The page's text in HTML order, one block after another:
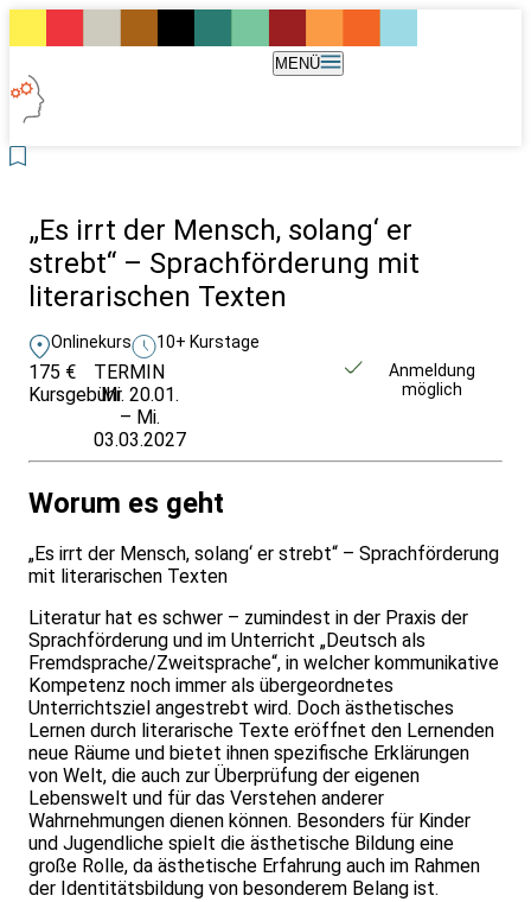
MENÜ
„Es irrt der Mensch, solang‘ er
strebt“ – Sprachförderung mit
literarischen Texten
Onlinekurs 10+ Kurstage
175 €
Kursgebühr
TERMIN
Mi. 20.01.
– Mi.
03.03.2027
Anmeldung
möglich
Worum es geht
„Es irrt der Mensch, solang‘ er strebt“ – Sprachförderung
mit literarischen Texten
Literatur hat es schwer – zumindest in der Praxis der
Sprachförderung und im Unterricht „Deutsch als
Fremdsprache/Zweitsprache“, in welcher kommunikative
Kompetenz noch immer als übergeordnetes
Unterrichtsziel angestrebt wird. Doch ästhetisches
Lernen durch literarische Texte eröffnet den Lernenden
neue Räume und bietet ihnen spezifische Erklärungen
von Welt, die auch zur Überprüfung der eigenen
Lebenswelt und für das Verstehen anderer
Wahrnehmungen dienen können. Besonders für Kinder
und Jugendliche spielt die ästhetische Bildung eine
große Rolle, da ästhetische Erfahrung auch im Rahmen
der Identitätsbildung von besonderem Belang ist.